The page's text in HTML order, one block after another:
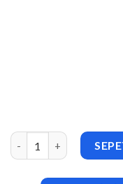
Nozzle – Game NFT